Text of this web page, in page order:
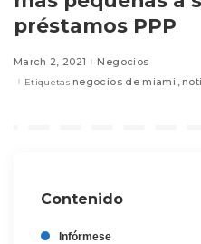
préstamos PPP
March 2, 2021 Negocios
Etiquetas negocios de miami
Contenido
Infórmese